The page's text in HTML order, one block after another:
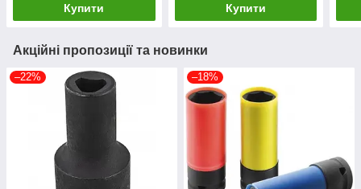
Купити Купити
Акційні пропозиції та новинки
–22% –18%